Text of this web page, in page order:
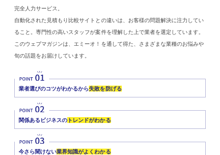
完全人力サービス。
自動化された見積もり比較サイトとの違いは、お客様の問題解決に注力してい
ること。専門性の高いスタッフが案件を理解した上で業者を選定しています。
このウェブマガジンは、エミーオ！を通して得た、さまざまな業種のお悩みや
旬の話題をお届けしています。
業者選びのコツがわかるから失敗を防げる
関係あるビジネスの トレンドがわかる
今さら聞けない業界知識がよくわかる